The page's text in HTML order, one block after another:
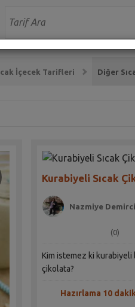
İçecek Tarifleri Diğer
Kurabiyeli Sıcak
Nazmiye Demirci
(0)
Kim istemez ki kurabiyeli
çikolata?
Hazırlama 10